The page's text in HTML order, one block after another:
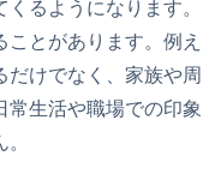
るようになります。
とがあります。例え
だけでなく、家族や周
常生活や職場での印象